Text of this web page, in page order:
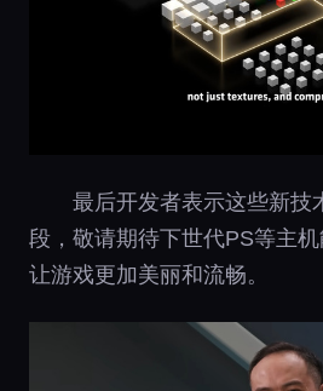
最后开发者表示这些新技
段，敬请期待下世代PS等主
让游戏更加美丽和流畅。